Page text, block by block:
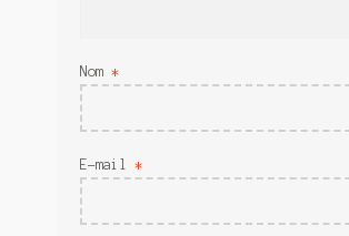
Nom *
E-mail *